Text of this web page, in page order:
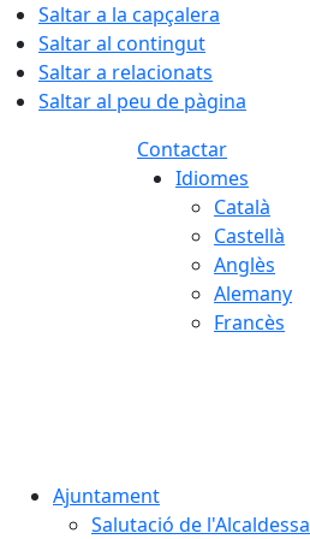
Saltar a la capçalera
Saltar al contingut
Saltar a relacionats
Saltar al peu de pàgina
Contactar
Idiomes
Català
Castellà
Anglès
Alemany
Francès
Ajuntament
Salutació de l'Alcaldessa